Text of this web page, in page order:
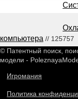
компьютера // 125757
© Патентный поиск,
модели -
Игромания
Политика